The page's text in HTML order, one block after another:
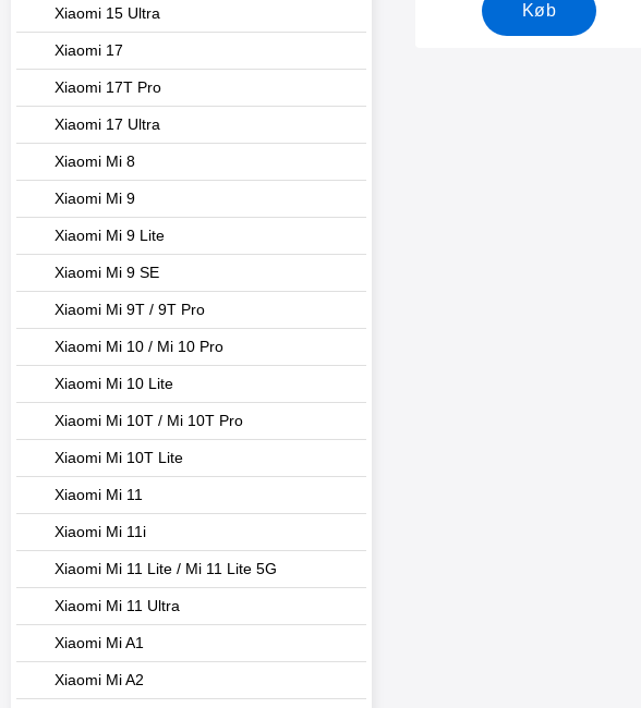
Xiaomi 15 Ultra
Xiaomi 17
Xiaomi 17T Pro
Xiaomi 17 Ultra
Xiaomi Mi 8
Xiaomi Mi 9
Xiaomi Mi 9 Lite
Xiaomi Mi 9 SE
Xiaomi Mi 9T / 9T Pro
Xiaomi Mi 10 / Mi 10 Pro
Xiaomi Mi 10 Lite
Xiaomi Mi 10T / Mi 10T Pro
Xiaomi Mi 10T Lite
Xiaomi Mi 11
Xiaomi Mi 11i
Xiaomi Mi 11 Lite / Mi 11 Lite 5G
Xiaomi Mi 11 Ultra
Xiaomi Mi A1
Xiaomi Mi A2
Køb